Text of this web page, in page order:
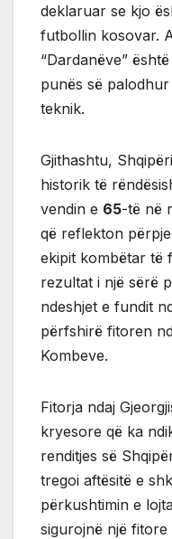
deklaruar se kjo
futbollin kosovar.
“Dardanëve”
punës së
teknik.
Gjithashtu,
historik të
vendin e 65-të në
që reflekton
ekipit kombëtar të
rezultat i një sërë
ndeshjet e fundit
përfshirë fitoren
Kombeve.
Fitorja ndaj
kryesore që ka
renditjes së
tregoi aftësitë e
përkushtimin e
sigurojnë një fitore